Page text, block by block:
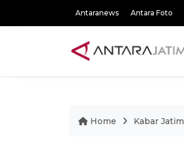
Antaranews Antara Foto
Home Kabar Jatim